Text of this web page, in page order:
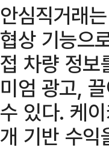
안심직거래
협상 기능으
접 차량 정보
미엄 광고,
수 있다. 케
개 기반 수익